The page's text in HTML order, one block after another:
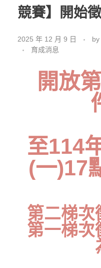
有點子，如何開始?
進駐育成
行政人員介紹
劉美慧 助理
課程活動
活動花絮
舊網站訊息(2019前)
資料櫃
關於中心
東區聯盟
聯絡育成
國立東華大學
社團法人中華創業育成
新創圓夢網
競賽】開始
2025 年 12 月 9 日 by
育成消息
開放
至114
(一)17
第二梯次
第一梯次